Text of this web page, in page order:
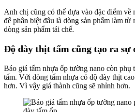
Anh chị cũng có thể dựa vào đặc điểm về
để phân biệt đâu là dòng sản phẩm làm từ
dòng sản phẩm tái chế.
Độ dày thịt tấm cũng tạo ra sự
Báo giá tấm nhựa ốp tường nano còn phụ
tấm. Với dòng tấm nhựa có độ dày thịt
hơn. Vì vậy giá thành cũng sẽ nhỉnh hơn.